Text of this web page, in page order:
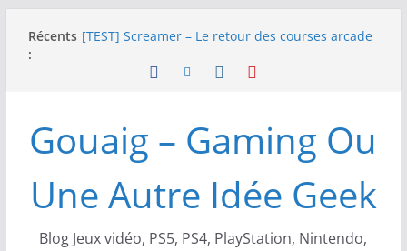
Récents
:
[TEST] Screamer – Le retour des courses arcade
SWITCH 2 : Nouveaux accessoires Turtle Beach X
SNK NEOGEO AES+ : un succès dingue !
NEOGEO AES+ : La légende de l’arcade est de
Gouaig – Gaming Ou
Une Autre Idée Geek
Blog Jeux vidéo, PS5, PS4, PlayStation, Nintendo,